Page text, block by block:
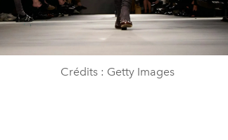
Crédits : Getty Images